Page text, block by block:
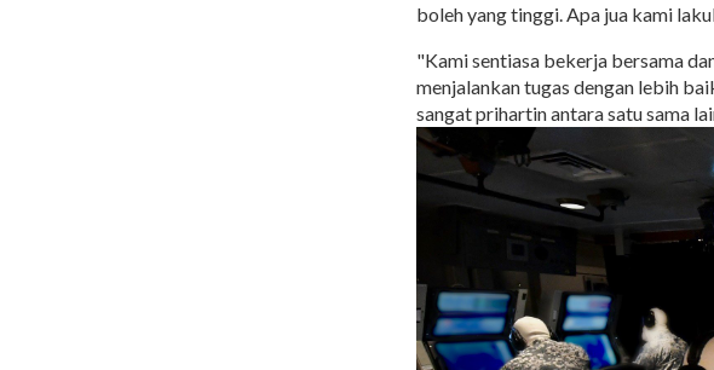
boleh yang tinggi. Apa jua kami
"Kami sentiasa bekerja bersama
menjalankan tugas dengan lebih
sangat prihartin antara satu sama